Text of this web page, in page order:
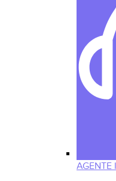
AGENTE